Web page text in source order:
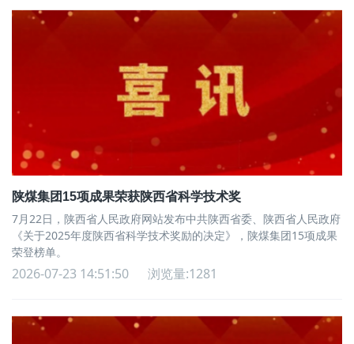
陕煤集团15项成果荣获陕西省科学技术奖
7月22日，陕西省人民政府网站发布中共陕西省委、陕西省人民政府
《关于2025年度陕西省科学技术奖励的决定》，陕煤集团15项成果
荣登榜单。
2026-07-23 14:51:50 浏览量:1281